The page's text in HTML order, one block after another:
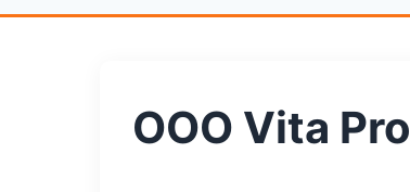
ООО Vita Pro